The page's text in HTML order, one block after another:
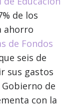
de los
ahorro
de Fondos
seis de
sus gastos
de
con la